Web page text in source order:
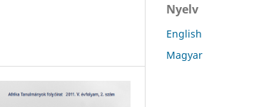
Nyelv
English
Magyar